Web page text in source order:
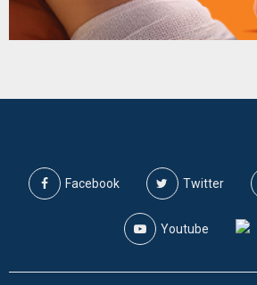
Facebook Twitter
Youtube